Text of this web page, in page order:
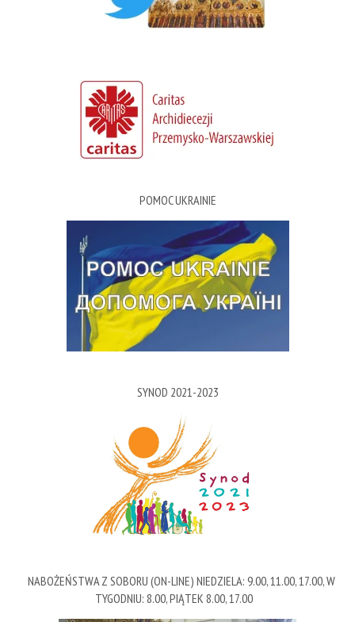
POMOC UKRAINIE
SYNOD 2021-2023
NABOŻEŃSTWA Z SOBORU (ON-LINE) NIEDZIELA: 9.00, 11.00, 17.00, W
TYGODNIU: 8.00, PIĄTEK 8.00, 17.00